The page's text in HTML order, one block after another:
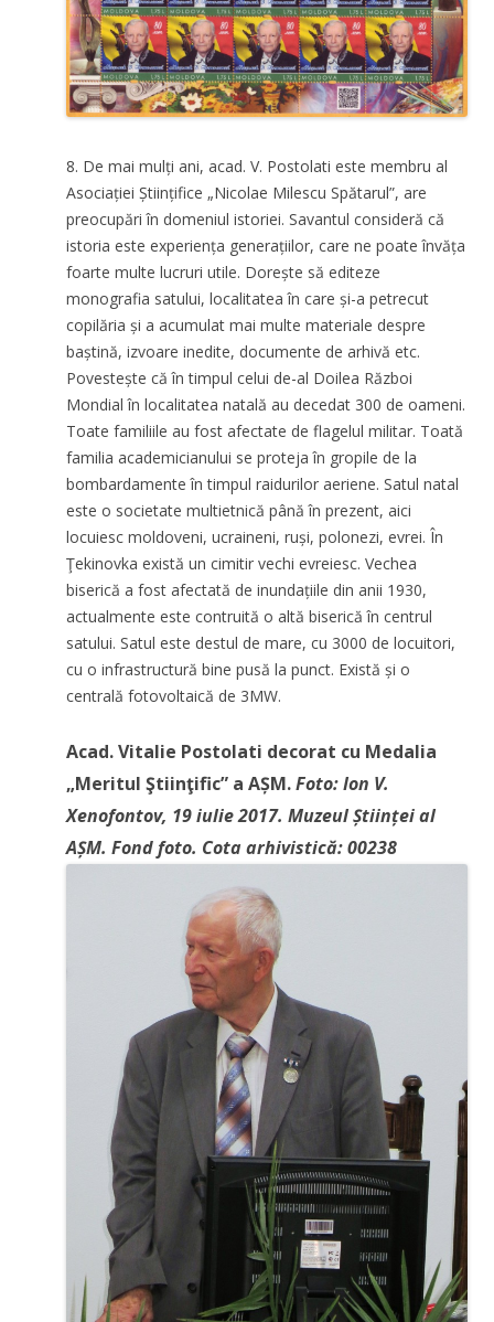
8. De mai mulți ani, acad. V. Postolati este membru al
Asociației Științifice „Nicolae Milescu Spătarul”, are
preocupări în domeniul istoriei. Savantul consideră că
istoria este experiența generațiilor, care ne poate învăța
foarte multe lucruri utile. Dorește să editeze
monografia satului, localitatea în care și-a petrecut
copilăria și a acumulat mai multe materiale despre
baștină, izvoare inedite, documente de arhivă etc.
Povestește că în timpul celui de-al Doilea Război
Mondial în localitatea natală au decedat 300 de oameni.
Toate familiile au fost afectate de flagelul militar. Toată
familia academicianului se proteja în gropile de la
bombardamente în timpul raidurilor aeriene. Satul natal
este o societate multietnică până în prezent, aici
locuiesc moldoveni, ucraineni, ruși, polonezi, evrei. În
Ţekinovka există un cimitir vechi evreiesc. Vechea
biserică a fost afectată de inundațiile din anii 1930,
actualmente este contruită o altă biserică în centrul
satului. Satul este destul de mare, cu 3000 de locuitori,
cu o infrastructură bine pusă la punct. Există și o
centrală fotovoltaică de 3MW.
Acad. Vitalie Postolati decorat cu Medalia
„Meritul Ştiinţific” a AȘM.Foto: Ion V.
Xenofontov, 19 iulie 2017. Muzeul Științei al
AȘM. Fond foto. Cota arhivistică: 00238